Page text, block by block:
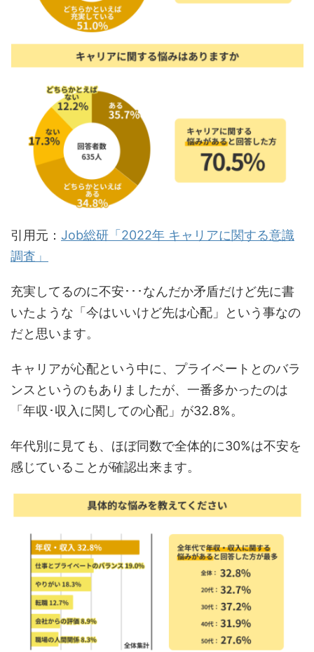
引用元： Job総研「2022年 キャリアに関する意識
調査」
充実してるのに不安･･･なんだか矛盾だけど先に書
いたような「今はいいけど先は心配」という事なの
だと思います。
キャリアが心配という中に、プライベートとのバラ
ンスというのもありましたが、一番多かったのは
「年収･収入に関しての心配」が32.8%。
年代別に見ても、ほぼ同数で全体的に30%は不安を
感じていることが確認出来ます。